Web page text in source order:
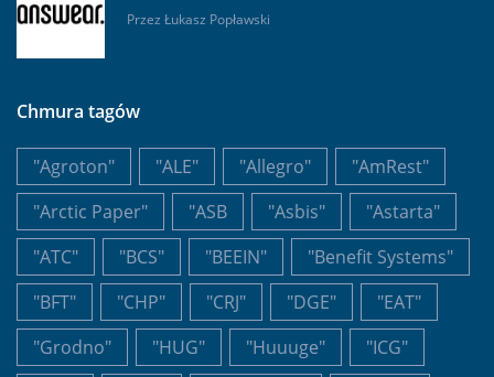
Przez Łukasz Popławski
Chmura tagów
"Agroton" "ALE" "Allegro"
"AmRest"
"Arctic Paper"
"ASB "Asbis"
"Astarta"
"ATC"
"BCS" "BEEIN"
"Benefit Systems"
"BFT"
"CHP" "CRJ" "DGE"
"EAT"
"Grodno"
"HUG" "Huuuge"
"ICG"